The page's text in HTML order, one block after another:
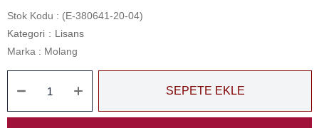
Stok Kodu
(E-380641-20-04)
Kategori : Lisans
Marka : Molang